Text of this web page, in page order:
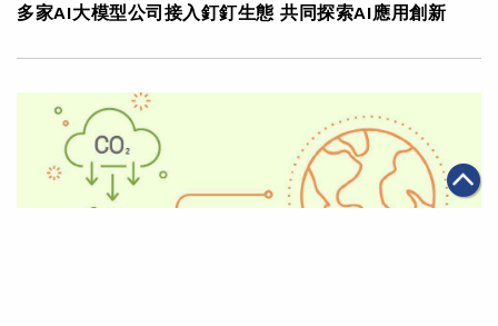
多家AI大模型公司接入釘釘生態 共同探索AI應用創新